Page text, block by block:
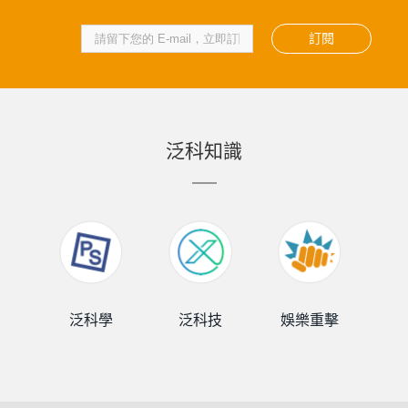
訂閱
泛科知識
泛科學 泛科技 娛樂重擊